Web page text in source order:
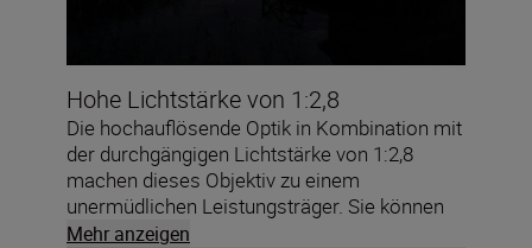
Hohe Lichtstärke von 1:2,8
Die hochauflösende Optik in Kombination mit
der durchgängigen Lichtstärke von 1:2,8
machen dieses Objektiv zu einem
unermüdlichen Leistungsträger. Sie können
mehr Details bei niedrigeren ISO-Werten
Mehr anzeigen